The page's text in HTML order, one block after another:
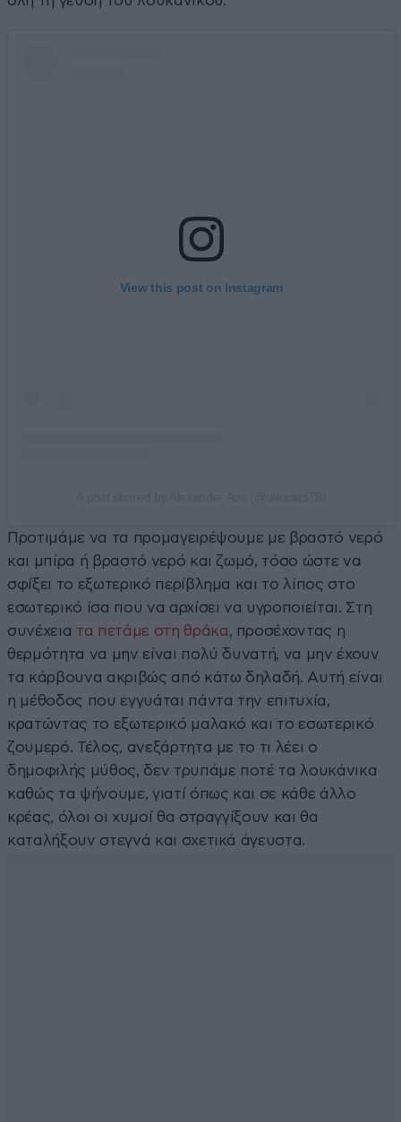
View this post on Instagram
Προτιμάμε να τα προμαγειρέψουμε με βραστό νερό
και μπίρα ή βραστό νερό και ζωμό, τόσο ώστε να
σφίξει το εξωτερικό περίβλημα και το λίπος στο
εσωτερικό ίσα που να αρχίσει να υγροποιείται. Στη
συνέχεια τα πετάμε στη θράκα, προσέχοντας η
θερμότητα να μην είναι πολύ δυνατή, να μην έχουν
τα κάρβουνα ακριβώς από κάτω δηλαδή. Αυτή είναι
η μέθοδος που εγγυάται πάντα την επιτυχία,
κρατώντας το εξωτερικό μαλακό και το εσωτερικό
ζουμερό. Τέλος, ανεξάρτητα με το τι λέει ο
δημοφιλής μύθος, δεν τρυπάμε ποτέ τα λουκάνικα
καθώς τα ψήνουμε, γιατί όπως και σε κάθε άλλο
κρέας, όλοι οι χυμοί θα στραγγίξουν και θα
καταλήξουν στεγνά και σχετικά άγευστα.